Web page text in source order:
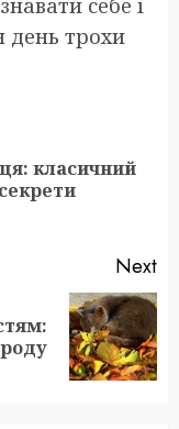
себе і
день трохи
класичний
Next